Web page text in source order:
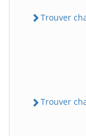
Trouver
Trouver